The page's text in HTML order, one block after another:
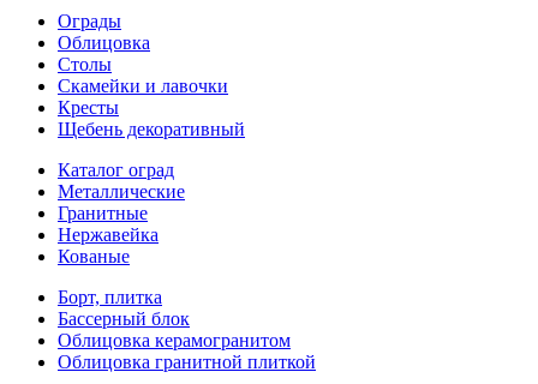
Ограды
Облицовка
Столы
Скамейки и лавочки
Кресты
Щебень декоративный
Каталог оград
Металлические
Гранитные
Нержавейка
Кованые
Борт, плитка
Бассерный блок
Облицовка керамогранитом
Облицовка гранитной плиткой